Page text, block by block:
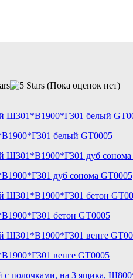
(Пока оценок нет)
белый GT0005
дуб сонома GT0005
бетон GT0005
венге GT0005